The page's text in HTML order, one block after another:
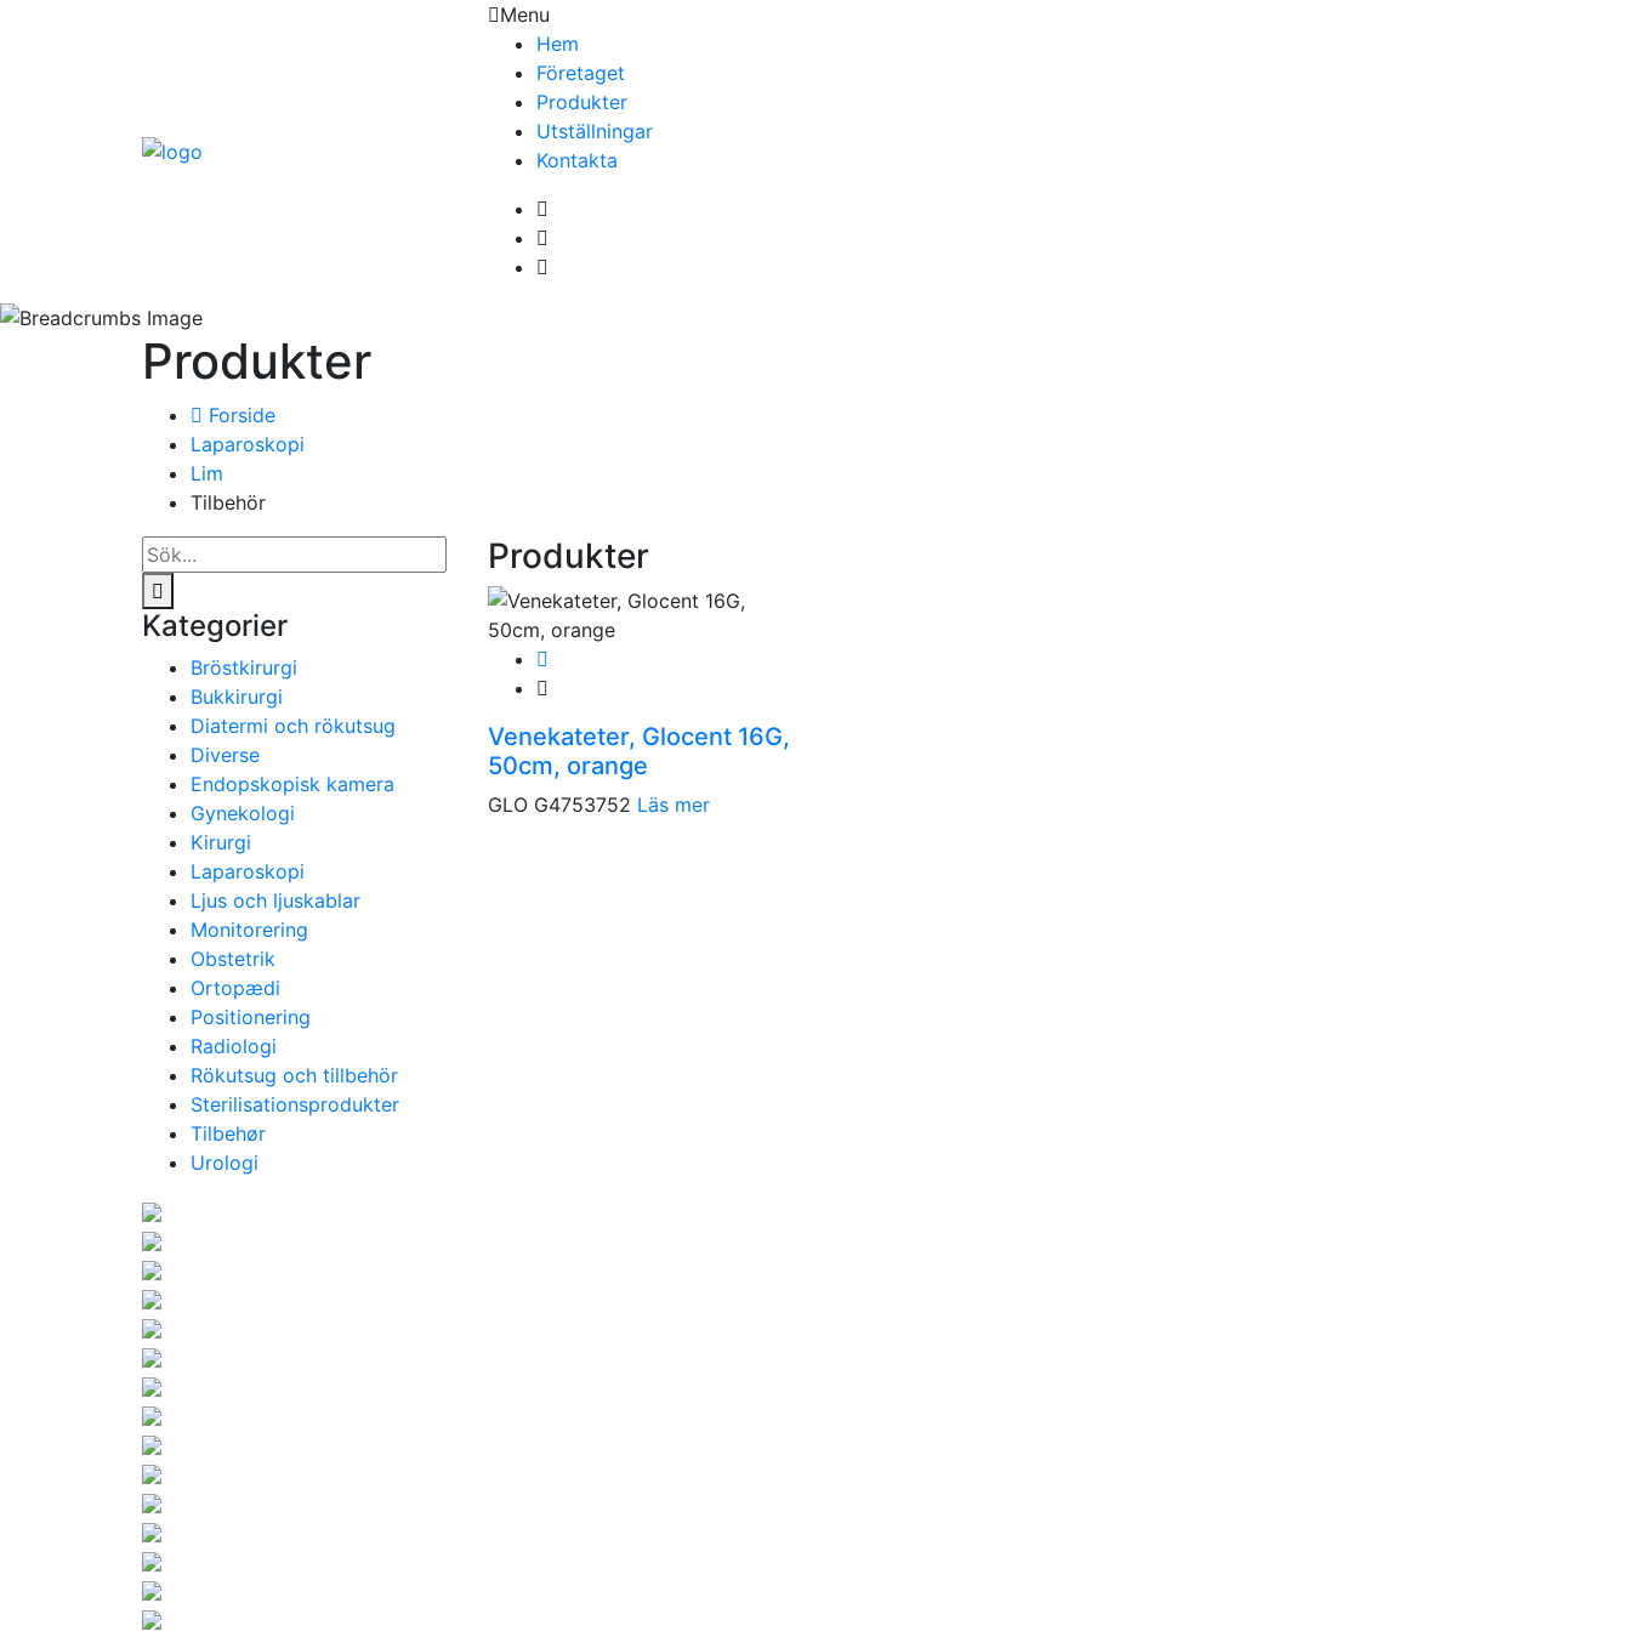
Menu
Hem
Företaget
Produkter
Utställningar
Kontakta
Produkter
Forside
Laparoskopi
Lim
Tilbehör
Produkter
Venekateter, Glocent 16G,
50cm, orange
GLO G4753752 Läs mer
Kategorier
Bröstkirurgi
Bukkirurgi
Diatermi och rökutsug
Diverse
Endopskopisk kamera
Gynekologi
Kirurgi
Laparoskopi
Ljus och ljuskablar
Monitorering
Obstetrik
Ortopædi
Positionering
Radiologi
Rökutsug och tillbehör
Sterilisationsprodukter
Tilbehør
Urologi